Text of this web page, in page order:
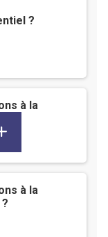
?
à la
à la